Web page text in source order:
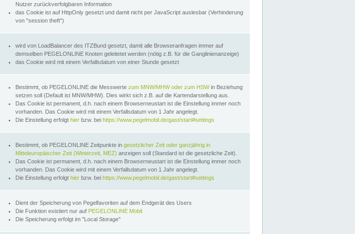
Nutzer zurückverfolgbaren Information
das Cookie ist auf HttpOnly gesetzt und damit nicht per JavaScript auslesbar (Verhinderung
von "session theft")
wird von LoadBalancer des ITZBund gesetzt, damit alle Browseranfragen immer auf
demselben PEGELONLINE Knoten geleitetet werden (nötig z.B. für die Ganglinienanzeige)
das Cookie wird mit einem Verfallsdatum von einer Stunde gesetzt
Bestimmt, ob PEGELONLINE die Messwerte zum MNW/MHW oder zum HSWin Beziehung
setzen soll (Default ist MNW/MHW). Dies wirkt sich z.B. auf die Kartendarstellung aus.
Das Cookie ist permanent, d.h. nach einem Browserneustart ist die Einstellung immer noch
vorhanden. Das Cookie wird mit einem Verfallsdatum von 1 Jahr angelegt.
Die Einstellung erfolgt hier bzw. bei https://www.pegelmobil.de/gast/start#settings
Bestimmt, ob PEGELONLINE Zeitpunkte in gesetzlicher Zeit oder ganzjährig in
Mitteleuropäischer Zeit (Winterzeit, MEZ) anzeigen soll (Standard ist die gesetzliche Zeit).
Das Cookie ist permanent, d.h. nach einem Browserneustart ist die Einstellung immer noch
vorhanden. Das Cookie wird mit einem Verfallsdatum von 1 Jahr angelegt.
Die Einstellung erfolgt hier bzw. bei https://www.pegelmobil.de/gast/start#settings
Dient der Speicherung von Pegelfavoriten auf dem Endgerät des Users
Die Funktion existiert nur auf PEGELONLINE Mobil
Die Speicherung erfolgt im "Local Storage"